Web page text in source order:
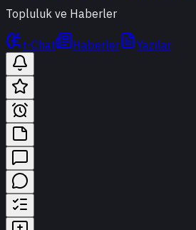
Topluluk ve Haberler
t-Chat Haberler Yazılar